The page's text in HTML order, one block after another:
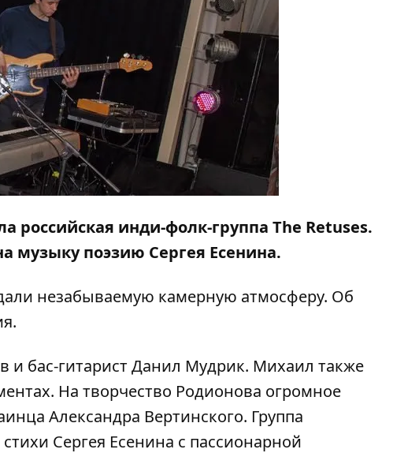
российская инди-фолк-группа The Retuses.
музыку поэзию Сергея Есенина.
незабываемую камерную атмосферу. Об
и бас-гитарист Данил Мудрик. Михаил также
На творчество Родионова огромное
Александра Вертинского. Группа
Сергея Есенина с пассионарной